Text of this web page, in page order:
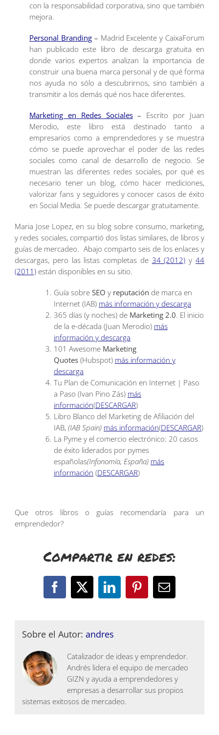
con la responsabilidad corporativa, sino que también
mejora.
Personal Branding– Madrid Excelente y CaixaForum
han publicado este libro de descarga gratuita en
donde varios expertos analizan la importancia de
construir una buena marca personal y de qué forma
nos ayuda no sólo a descubrirnos, sino también a
transmitir a los demás qué nos hace diferentes.
Marketing en Redes Sociales– Escrito por Juan
Merodio, este libro está destinado tanto a
empresarios como a emprendedores y se muestra
cómo se puede aprovechar el poder de las redes
sociales como canal de desarrollo de negocio. Se
muestran las diferentes redes sociales, por qué es
necesario tener un blog, cómo hacer mediciones,
valorizar fans y seguidores y conocer casos de éxito
en Social Media. Se puede descargar gratuitamente.
Maria Jose Lopez, en su blog sobre consumo, marketing,
y redes sociales, compartió dos listas similares, de libros y
guías de mercadeo. Abajo comparto seis de los enlaces y
descargas, pero las listas completas de 34 (2012) y44
(2011) están disponibles en su sitio.
Guía sobre SEO y reputación de marca en
Internet (IAB) más información y descarga
365 días (y noches) de Marketing 2.0. El inicio
de la e-década (Juan Merodio) más
información y descarga
101 Awesome Marketing
Quotes (Hubspot) más información y
descarga
Tu Plan de Comunicación en Internet | Paso
a Paso (Ivan Pino Zás) más
información(DESCARGAR)
Libro Blanco del Marketing de Afiliación del
IAB, (IAB Spain) más información(DESCARGAR)
La Pyme y el comercio electrónico: 20 casos
de éxito liderados por pymes
españolas(Infonomía, España) más
información (DESCARGAR)
Que otros libros o guías recomendaría para un
emprendedor?
Compartir en redes:
Facebook
X LinkedInPinterestCorreo
Sobre el Autor: andres
Catalizador de ideas y emprendedor.
Andrés lidera el equipo de mercadeo
GIZN y ayuda a emprendedores y
empresas a desarrollar sus propios
sistemas exitosos de mercadeo.